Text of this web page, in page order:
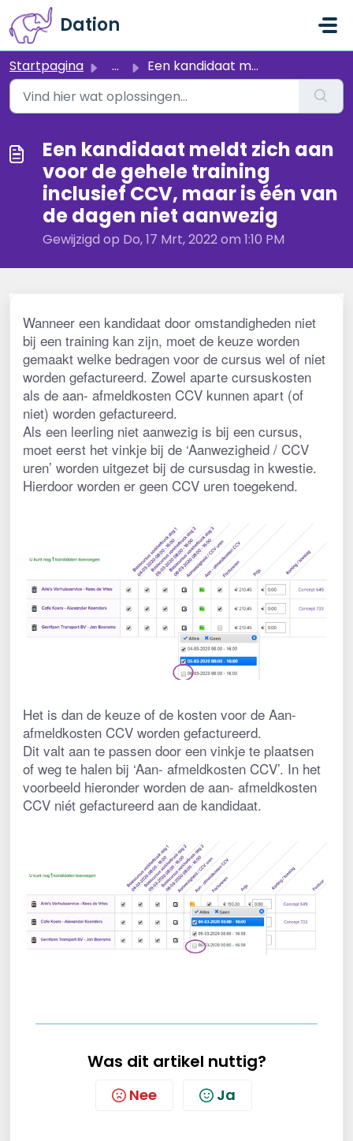
Doorgaan naar hoofdinhoud
Dation
Startpagina ... Een kandidaat meldt zich aan voor de gehele training incl...
Een kandidaat meldt zich aan
voor de gehele training
inclusief CCV, maar is één van
de dagen niet aanwezig
Gewijzigd op Do, 17 Mrt, 2022 om 1:10 PM
Wanneer een kandidaat door omstandigheden niet
bij een training kan zijn, moet de keuze worden
gemaakt welke bedragen voor de cursus wel of niet
worden gefactureerd. Zowel aparte cursuskosten
als de aan- afmeldkosten CCV kunnen apart (of
niet) worden gefactureerd.
Als een leerling niet aanwezig is bij een cursus,
moet eerst het vinkje bij de ‘Aanwezigheid / CCV
uren’ worden uitgezet bij de cursusdag in kwestie.
Hierdoor worden er geen CCV uren toegekend.
Het is dan de keuze of de kosten voor de Aan-
afmeldkosten CCV worden gefactureerd.
Dit valt aan te passen door een vinkje te plaatsen
of weg te halen bij ‘Aan- afmeldkosten CCV’. In het
voorbeeld hieronder worden de aan- afmeldkosten
CCV niét gefactureerd aan de kandidaat.
Was dit artikel nuttig?
Nee Ja